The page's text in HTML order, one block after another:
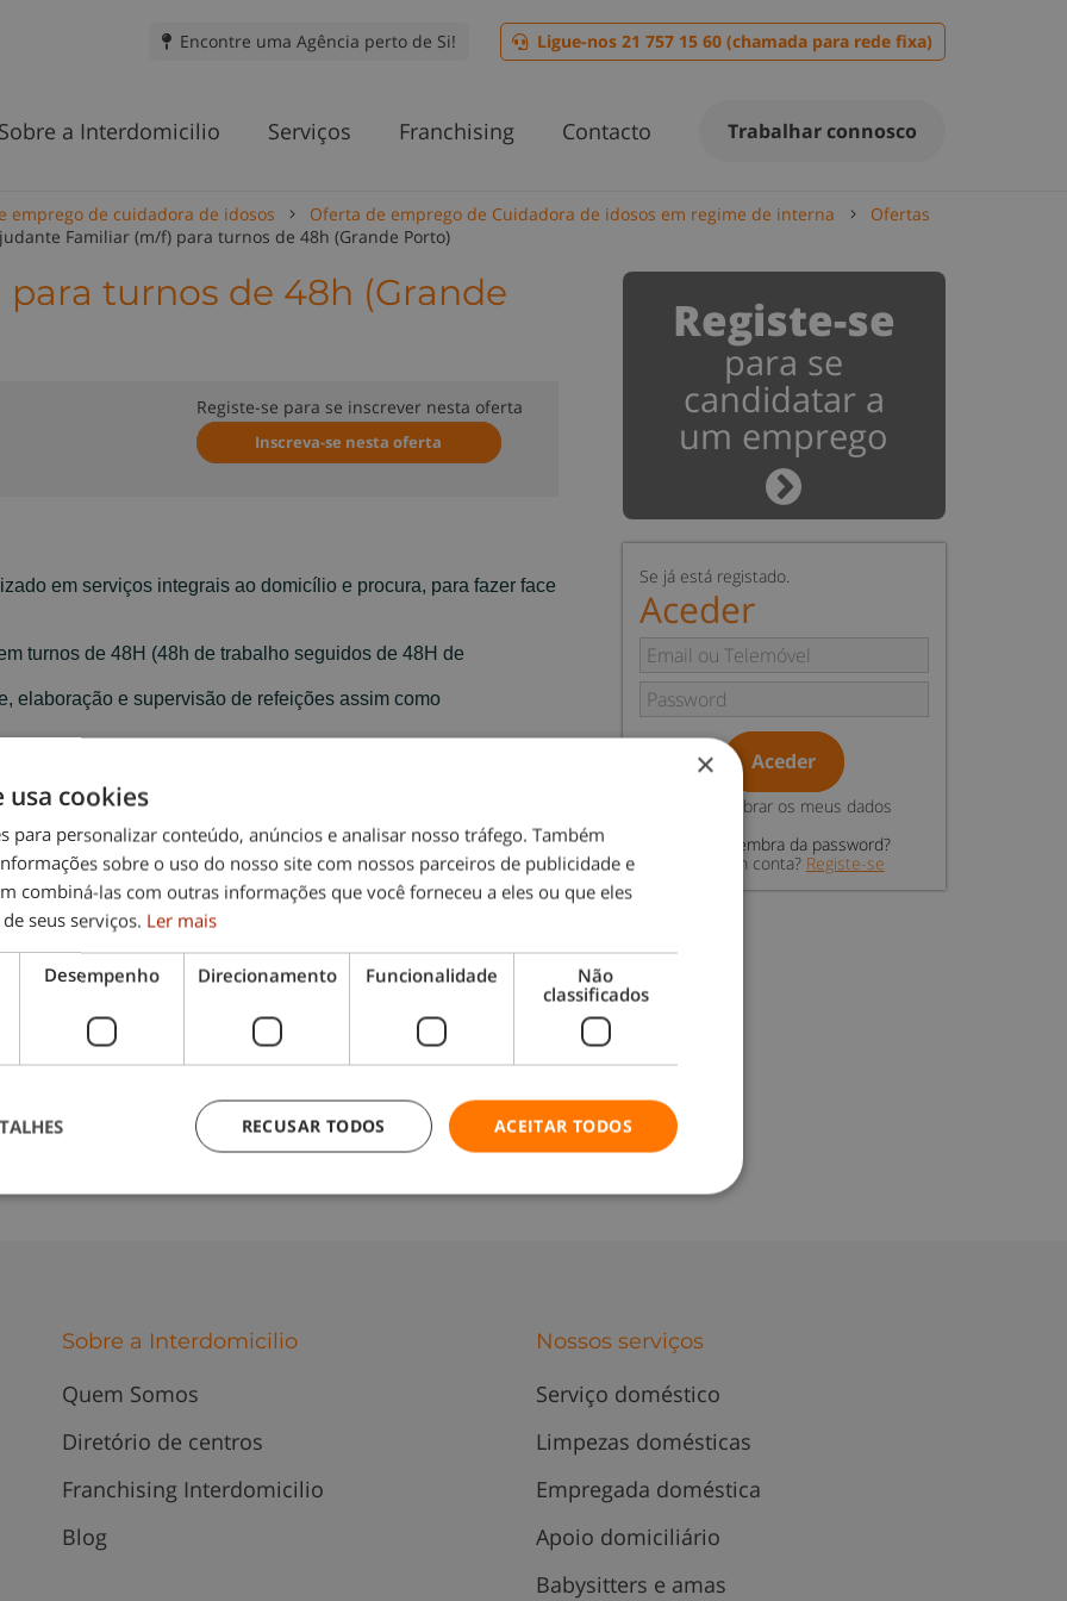
Encontre uma Agência perto de Si! Ligue-nos 21 757 15 60 (chamada para rede fixa)
Sobre a Interdomicilio Serviços Franchising Contacto Trabalhar connosco
emprego de cuidadora de idosos Oferta de emprego de Cuidadora de idosos em regime de interna
Ofertas
Familiar (m/f) para turnos de 48h (Grande Porto)
turnos de 48h (Grande
Registe-se para se inscrever nesta oferta
Inscreva-se nesta oferta
em serviços integrais ao domicílio e procura, para fazer face
turnos de 48H (48h de trabalho seguidos de 48H de
elaboração e supervisão de refeições assim como
dependentes);
Registe-se
para se
candidatar a
um emprego
Se já está registado.
Aceder
Aceder
Relembrar os meus dados
Não se lembra da password?
Não tem conta? Registe-se
Sobre a Interdomicilio
Quem Somos
Diretório de centros
Franchising Interdomicilio
Blog
Nossos serviços
Serviço doméstico
Limpezas domésticas
Empregada doméstica
Apoio domiciliário
Babysitters e amas
×
usa cookies
para personalizar conteúdo, anúncios e analisar nosso tráfego. Também
sobre o uso do nosso site com nossos parceiros de publicidade e
combiná-las com outras informações que você forneceu a eles ou que eles
seus serviços. Ler mais
Desempenho Direcionamento Funcionalidade
Não
classificados
ACEITAR TODOS
RECUSAR TODOS